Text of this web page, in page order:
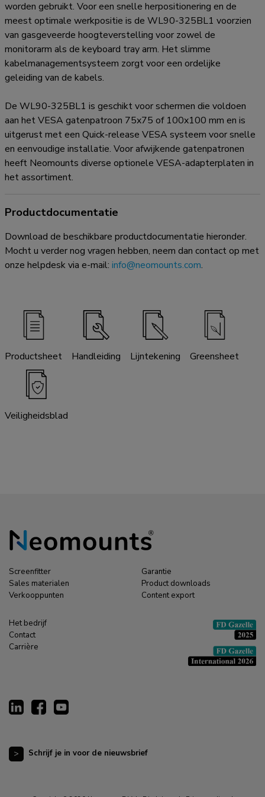
worden gebruikt. Voor een snelle herpositionering en de
meest optimale werkpositie is de WL90-325BL1 voorzien
van gasgeveerde hoogteverstelling voor zowel de
monitorarm als de keyboard tray arm. Het slimme
kabelmanagementsysteem zorgt voor een ordelijke
geleiding van de kabels.
De WL90-325BL1 is geschikt voor schermen die voldoen
aan het VESA gatenpatroon 75x75 of 100x100 mm en is
uitgerust met een Quick-release VESA systeem voor snelle
en eenvoudige installatie. Voor afwijkende gatenpatronen
heeft Neomounts diverse optionele VESA-adapterplaten in
het assortiment.
Productdocumentatie
Download de beschikbare productdocumentatie hieronder.
Mocht u verder nog vragen hebben, neem dan contact op met
onze helpdesk via e-mail: info@neomounts.com.
Productsheet Handleiding Lijntekening Greensheet
Veiligheidsblad
Screenfitter
Sales materialen
Verkooppunten
Garantie
Product downloads
Content export
Het bedrijf
Contact
Carrière
Schrijf je in voor de nieuwsbrief